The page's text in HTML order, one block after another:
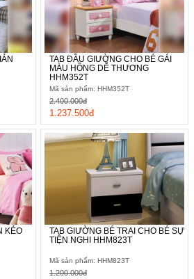
TAB ĐẦU GIƯỜNG CHO BÉ GÁI
MÀU HỒNG DỄ THƯƠNG
HHM352T
Mã sản phẩm: HHM352T
1.237.500đ
2.400.000đ
KÉO
TAB GIƯỜNG BÉ TRAI CHO BÉ SỰ
TIỆN NGHI HHM823T
Mã sản phẩm: HHM823T
1.200.000đ